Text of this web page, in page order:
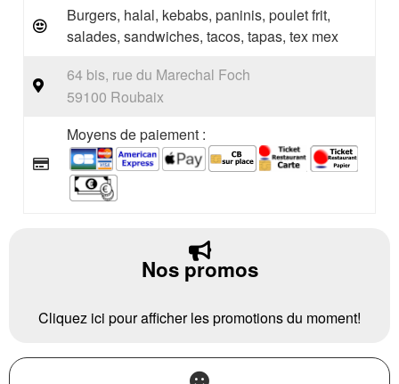
Burgers, halal, kebabs, paninis, poulet frit,
salades, sandwiches, tacos, tapas, tex mex
64 bis, rue du Marechal Foch
59100 Roubaix
Moyens de paiement :
Nos promos
Cliquez ici pour afficher les promotions du moment!